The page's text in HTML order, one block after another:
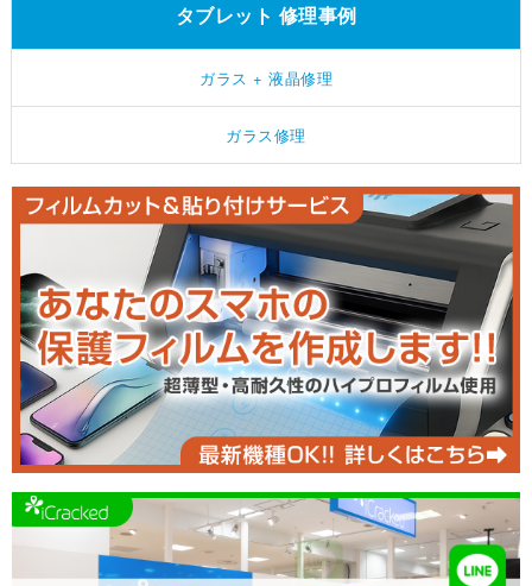
タブレット 修理事例
ガラス + 液晶修理
ガラス修理